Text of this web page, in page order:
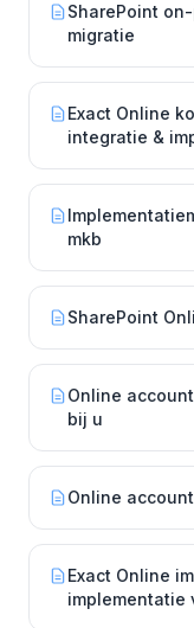
SharePoint
migratie
Exact Online
integratie &
mkb
SharePoint
Online
bij u
Online
Exact Online
implementatie